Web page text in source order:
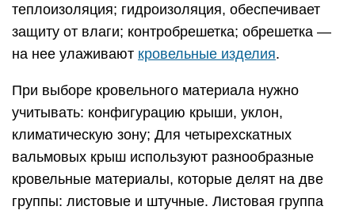
теплоизоляция; гидроизоляция, обеспечивает
защиту от влаги; контробрешетка; обрешетка —
на нее улаживают кровельные изделия.
При выборе кровельного материала нужно
учитывать: конфигурацию крыши, уклон,
климатическую зону; Для четырехскатных
вальмовых крыш используют разнообразные
кровельные материалы, которые делят на две
группы: листовые и штучные. Листовая группа